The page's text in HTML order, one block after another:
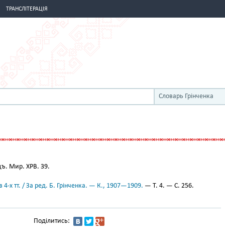
ТРАНСЛІТЕРАЦІЯ
Словарь Грінченка
Мир. ХРВ. 39.
4-х тт. / За ред. Б. Грінченка. — К., 1907—1909. — Т. 4. — С. 256.
Поділитись: